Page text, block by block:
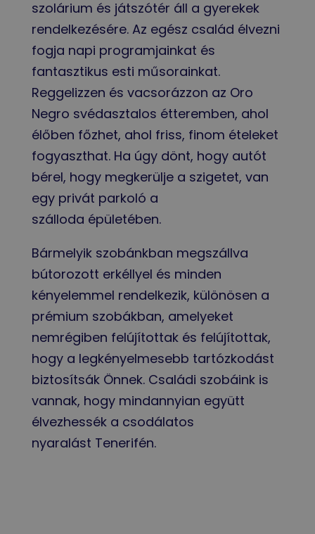
szolárium és játszótér áll a gyerekek
rendelkezésére. Az egész család élvezni
fogja napi programjainkat és
fantasztikus esti műsorainkat.
Reggelizzen és vacsorázzon az Oro
Negro svédasztalos étteremben, ahol
élőben főzhet, ahol friss, finom ételeket
fogyaszthat. Ha úgy dönt, hogy autót
bérel, hogy megkerülje a szigetet, van
egy privát parkoló a
szálloda épületében.
Bármelyik szobánkban megszállva
bútorozott erkéllyel és minden
kényelemmel rendelkezik, különösen a
prémium szobákban, amelyeket
nemrégiben felújítottak és felújítottak,
hogy a legkényelmesebb tartózkodást
biztosítsák Önnek. Családi szobáink is
vannak, hogy mindannyian együtt
élvezhessék a csodálatos
nyaralást Tenerifén.